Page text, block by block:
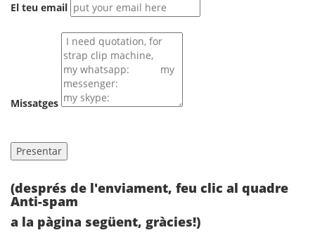
El teu email
Missatges
(després de l'enviament, feu clic al quadre
Anti-spam
a la pàgina següent, gràcies!)